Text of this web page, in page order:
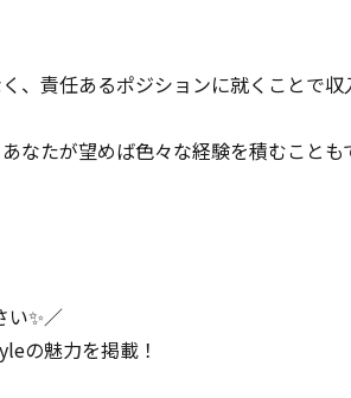
、責任あるポジションに就くことで収
なたが望めば色々な経験を積むことも
い✨／
の魅力を掲載！